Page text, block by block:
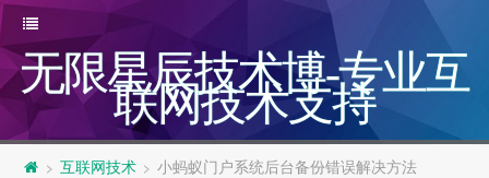
无限星辰技术博-专业互
联网技术支持
> 互联网技术 > 小蚂蚁门户系统后台备份错误解决方法